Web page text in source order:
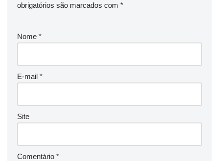
obrigatórios são marcados com *
Nome *
E-mail *
Site
Comentário *